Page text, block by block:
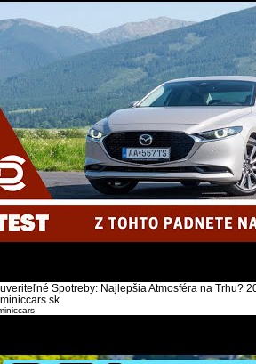
Spotreby: Najlepšia Atmosféra na Trhu?